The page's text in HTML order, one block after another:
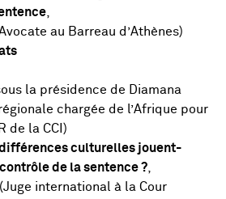
au Barreau d’Athènes)
la présidence de Diamana
chargée de l’Afrique pour
de la CCI)
différences culturelles jouent-
de la sentence ?
international à la Cour